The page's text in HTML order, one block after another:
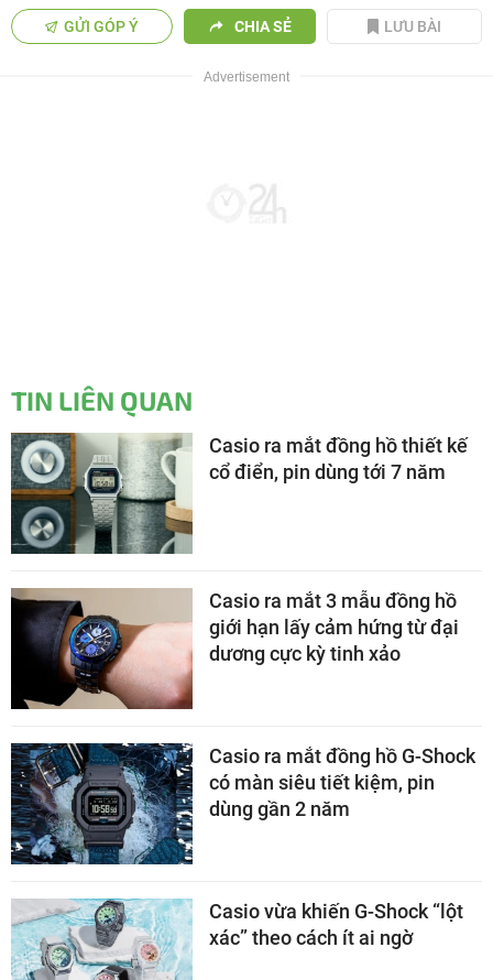
GỬI GÓP Ý CHIA SẺ LƯU BÀI
TIN LIÊN QUAN
Casio ra mắt đồng hồ thiết kế
cổ điển, pin dùng tới 7 năm
Casio ra mắt 3 mẫu đồng hồ
giới hạn lấy cảm hứng từ đại
dương cực kỳ tinh xảo
Casio ra mắt đồng hồ G-Shock
có màn siêu tiết kiệm, pin
dùng gần 2 năm
Casio vừa khiến G-Shock “lột
xác” theo cách ít ai ngờ